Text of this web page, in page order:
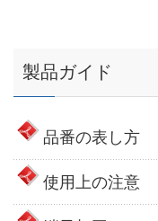
製品ガイド
品番の表し方
使用上の注意